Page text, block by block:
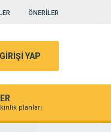
ÖNERİLER
YAP
planları